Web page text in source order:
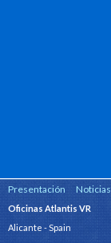
Presentación Noticias
Oficinas Atlantis VR
Alicante - Spain